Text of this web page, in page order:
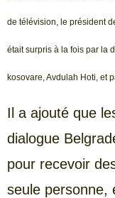
de télévision, le président
était surpris à la fois par la
kosovare, Avdulah Hoti, et
Il a ajouté que
dialogue
pour recevoir
seule personne,